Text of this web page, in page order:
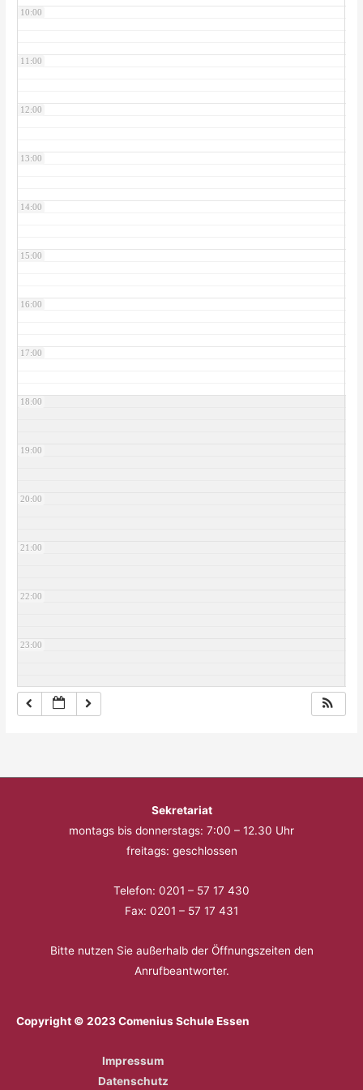
10:00
11:00
12:00
13:00
14:00
15:00
16:00
17:00
18:00
19:00
20:00
21:00
22:00
23:00
Sekretariat
montags bis donnerstags: 7:00 – 12.30 Uhr
freitags: geschlossen
Telefon: 0201 – 57 17 430
Fax: 0201 – 57 17 431
Bitte nutzen Sie außerhalb der Öffnungszeiten den
Anrufbeantworter.
Copyright © 2023 Comenius Schule Essen
Impressum
Datenschutz